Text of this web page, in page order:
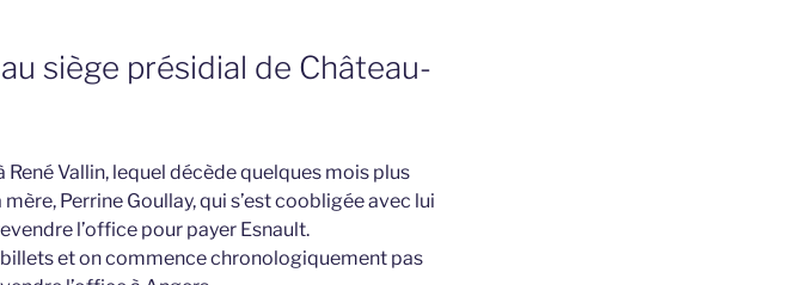
siège présidial de Château-
Vallin, lequel décède quelques mois plus
Perrine Goullay, qui s’est coobligée avec lui
l’office pour payer Esnault.
et on commence chronologiquement pas